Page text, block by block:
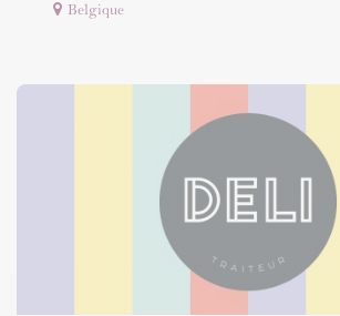
Belgique